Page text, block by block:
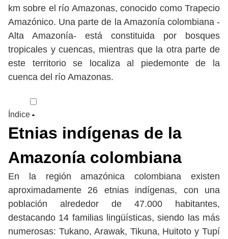
km sobre el río Amazonas, conocido como Trapecio
Amazónico. Una parte de la Amazonía colombiana -
Alta Amazonía- está constituida por bosques
tropicales y cuencas, mientras que la otra parte de
este territorio se localiza al piedemonte de la
cuenca del río Amazonas.
Índice
Etnias indígenas de la
Amazonía colombiana
En la región amazónica colombiana existen
aproximadamente 26 etnias indígenas, con una
población alrededor de 47.000 habitantes,
destacando 14 familias lingüísticas, siendo las más
numerosas: Tukano, Arawak, Tikuna, Huitoto y Tupí